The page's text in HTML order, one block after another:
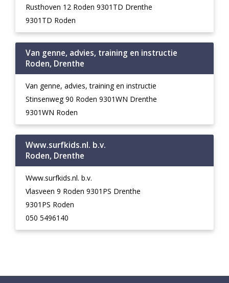
Rusthoven 12 Roden 9301TD Drenthe
9301TD Roden
Van genne, advies, training en instructie
Roden, Drenthe
Van genne, advies, training en instructie
Stinsenweg 90 Roden 9301WN Drenthe
9301WN Roden
Www.surfkids.nl. b.v.
Roden, Drenthe
Www.surfkids.nl. b.v.
Vlasveen 9 Roden 9301PS Drenthe
9301PS Roden
050 5496140